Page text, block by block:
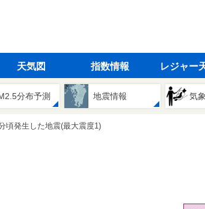
天気図 指数情報 レジャー
分布予測 地震情報 気
頃発生した地震(最大震度1)